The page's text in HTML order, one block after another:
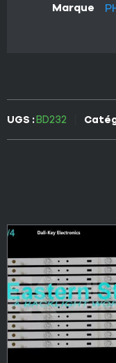
Marque
UGS :BD232